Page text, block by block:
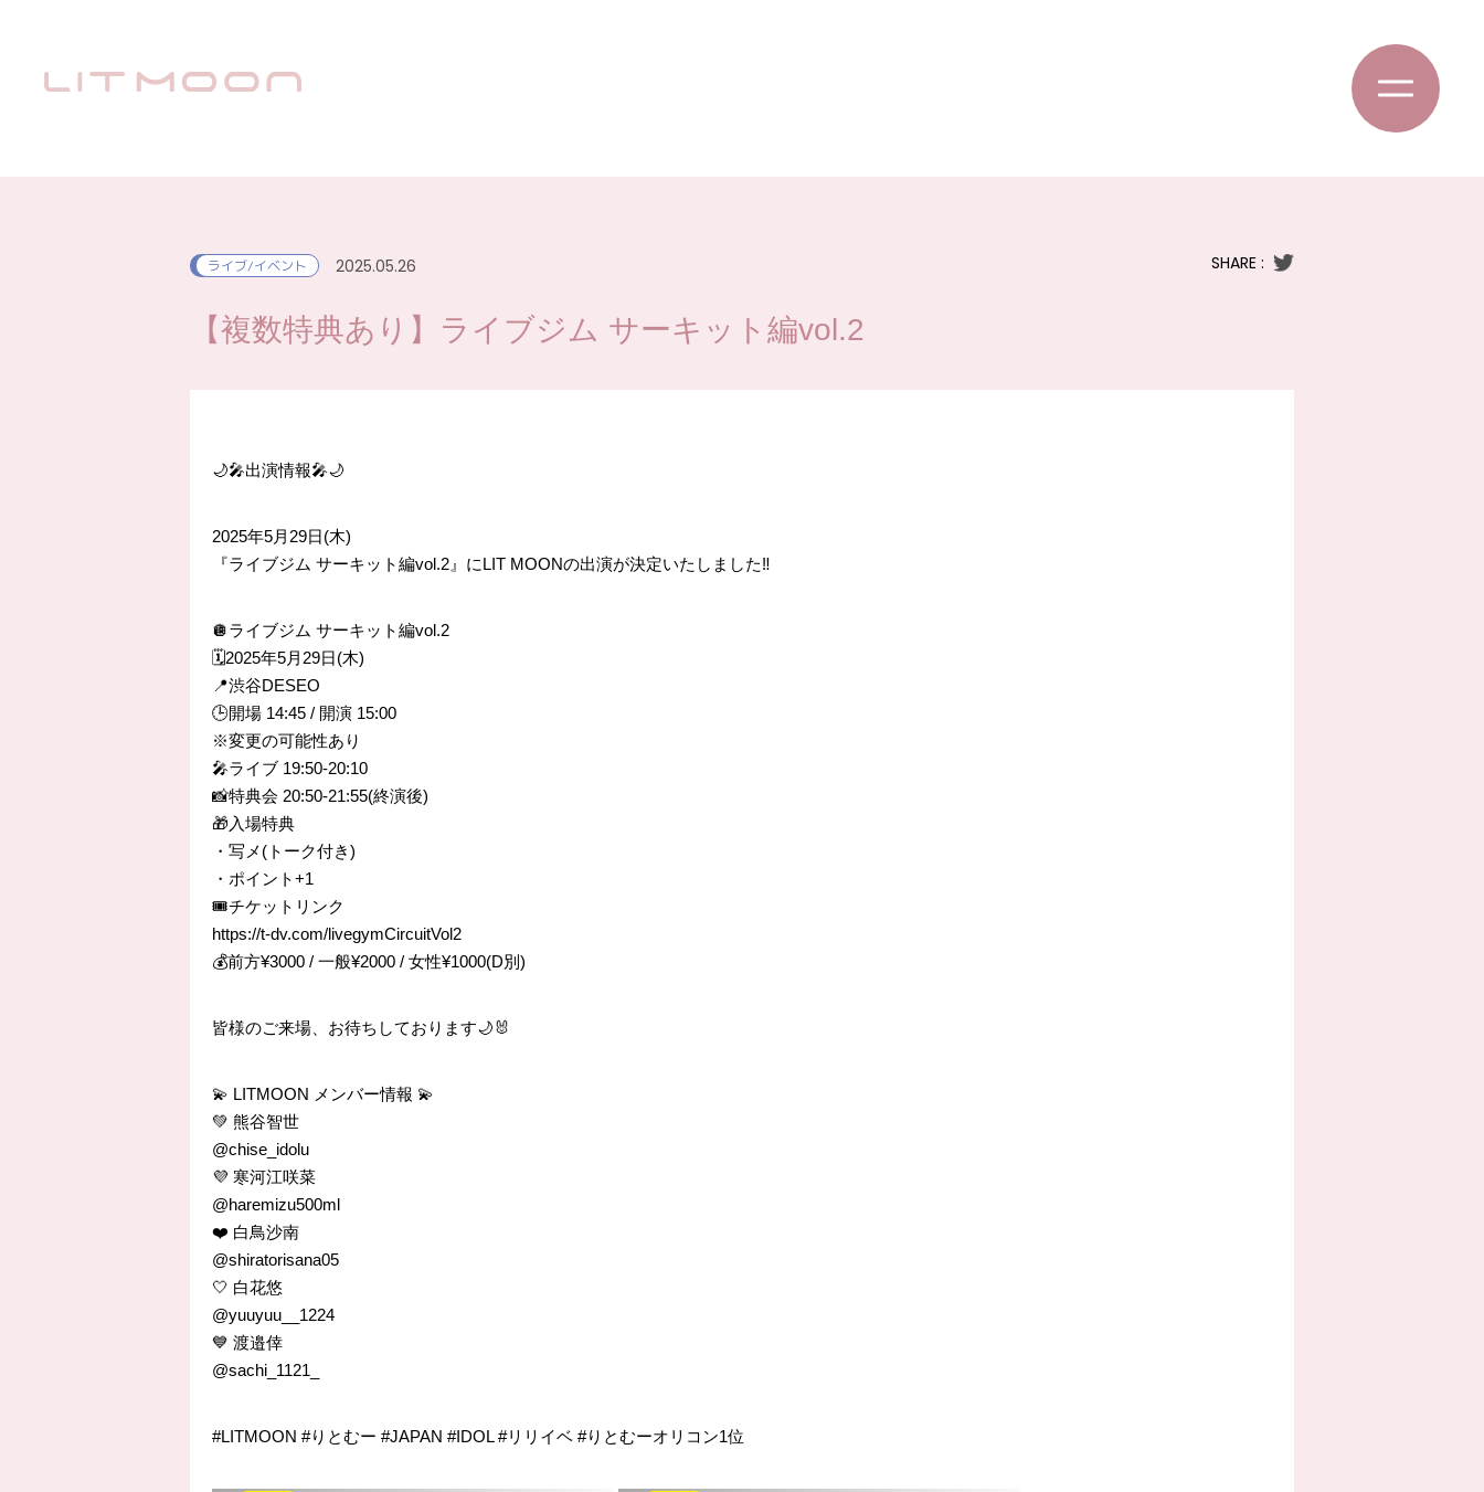
ライブ/イベント 2025.05.26 SHARE :
【複数特典あり】ライブジム サーキット編vol.2
🌙🎤出演情報🎤🌙
2025年5月29日(木)
『ライブジム サーキット編vol.2』にLIT MOONの出演が決定いたしました‼️
🪩ライブジム サーキット編vol.2
🗓️2025年5月29日(木)
📍渋谷DESEO
🕒開場 14:45 / 開演 15:00
※変更の可能性あり
🎤ライブ 19:50-20:10
📸特典会 20:50-21:55(終演後)
🎁入場特典
・写メ(トーク付き)
・ポイント+1
🎟️チケットリンク
https://t-dv.com/livegymCircuitVol2
💰前方¥3000 / 一般¥2000 / 女性¥1000(D別)
皆様のご来場、お待ちしております🌙🐰
💫 LITMOON メンバー情報 💫
💚 熊谷智世
@chise_idolu
💜 寒河江咲菜
@haremizu500ml
❤️ 白鳥沙南
@shiratorisana05
🤍 白花悠
@yuuyuu__1224
💙 渡邉倖
@sachi_1121_
#LITMOON #りとむー #JAPAN #IDOL #リリイベ #りとむーオリコン1位